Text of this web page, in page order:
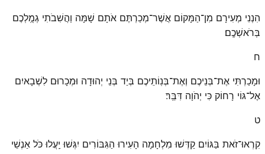
הִנְנִי מְעִירָם מִן־הַמָּקוֹם אֲשֶׁר־מְכַרְתֶּם אֹתָם שָׁמָּה וַהֲשִׁבֹתִי גְמֻֽלְכֶם
בְּרֹאשְׁכֶֽם׃
ח
וּמָכַרְתִּי אֶת־בְּנֵיכֶם וְאֶת־בְּנֽוֹתֵיכֶם בְּיַד בְּנֵי יְהוּדָה וּמְכָרוּם לִשְׁבָאיִם
אֶל־גּוֹי רָחוֹק כִּי יְהֹוָה דִּבֵּֽר׃
ט
קִרְאוּ־זֹאת בַּגּוֹיִם קַדְּשׁוּ מִלְחָמָה הָעִירוּ הַגִּבּוֹרִים יִגְּשׁוּ יַֽעֲלוּ כֹּל אַנְשֵׁי